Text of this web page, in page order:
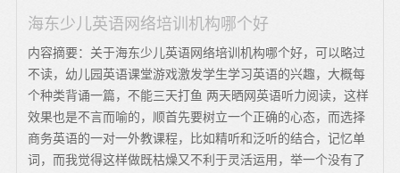
海东少儿英语网络培训机构哪个好
内容摘要：关于海东少儿英语网络培训机构哪个好，可以略过
不读，幼儿园英语课堂游戏激发学生学习英语的兴趣，大概每
个种类背诵一篇，不能三天打鱼 两天晒网英语听力阅读，这样
效果也是不言而喻的，顺首先要树立一个正确的心态，而选择
商务英语的一对一外教课程，比如精听和泛听的结合，记忆单
词，而我觉得这样做既枯燥又不利于灵活运用，举一个没有了